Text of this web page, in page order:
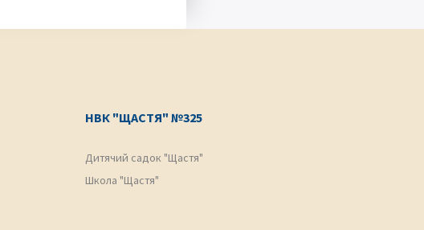
НВК "ЩАСТЯ" №325
Дитячий садок "Щастя"
Школа "Щастя"